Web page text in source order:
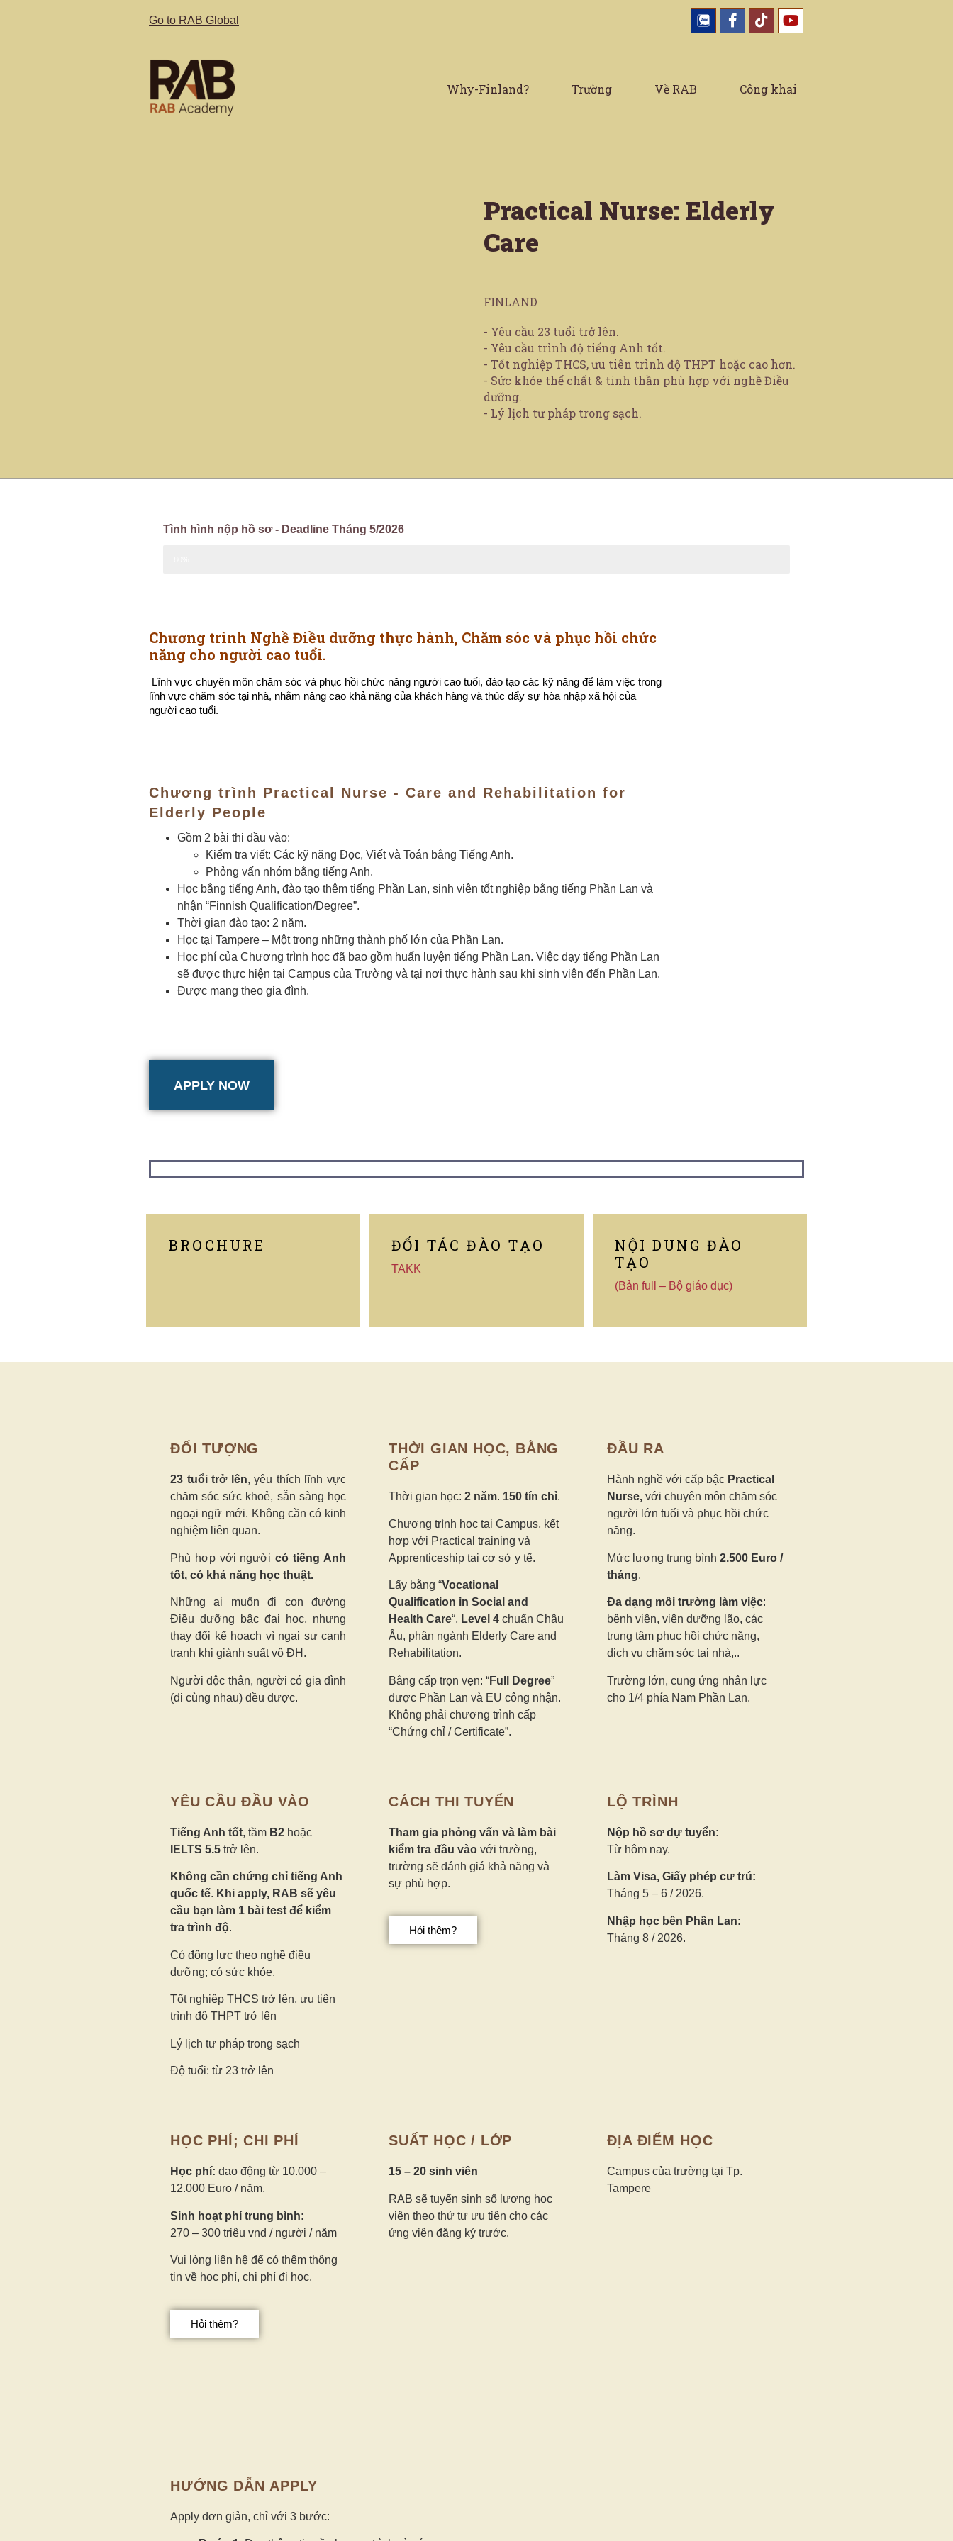
Go to RAB Global
Why-Finland? Trường Về RAB Công khai
Practical Nurse: Elderly
Care
FINLAND
- Yêu cầu 23 tuổi trở lên.
- Yêu cầu trình độ tiếng Anh tốt.
- Tốt nghiệp THCS, ưu tiên trình độ THPT hoặc cao hơn.
- Sức khỏe thể chất & tinh thần phù hợp với nghề Điều
dưỡng.
- Lý lịch tư pháp trong sạch.
Tình hình nộp hồ sơ - Deadline Tháng 5/2026
Chương trình Nghề Điều dưỡng thực hành, Chăm sóc và phục hồi chức
năng cho người cao tuổi.
Lĩnh vực chuyên môn chăm sóc và phục hồi chức năng người cao tuổi, đào tạo các kỹ năng để làm việc trong
lĩnh vực chăm sóc tại nhà, nhằm nâng cao khả năng của khách hàng và thúc đẩy sự hòa nhập xã hội của
người cao tuổi.
Chương trình Practical Nurse - Care and Rehabilitation for
Elderly People
Gồm 2 bài thi đầu vào:
Kiểm tra viết: Các kỹ năng Đọc, Viết và Toán bằng Tiếng Anh.
Phỏng vấn nhóm bằng tiếng Anh.
Học bằng tiếng Anh, đào tạo thêm tiếng Phần Lan, sinh viên tốt nghiệp bằng tiếng Phần Lan và
nhận “Finnish Qualification/Degree”.
Thời gian đào tạo: 2 năm.
Học tại Tampere – Một trong những thành phố lớn của Phần Lan.
Học phí của Chương trình học đã bao gồm huấn luyện tiếng Phần Lan. Việc dạy tiếng Phần Lan
sẽ được thực hiện tại Campus của Trường và tại nơi thực hành sau khi sinh viên đến Phần Lan.
Được mang theo gia đình.
APPLY NOW
BROCHURE ĐỐI TÁC ĐÀO TẠO
TAKK
NỘI DUNG ĐÀO
TẠO
(Bản full – Bộ giáo dục)
ĐỐI TƯỢNG
23 tuổi trở lên, yêu thích lĩnh vực
chăm sóc sức khoẻ, sẵn sàng học
ngoại ngữ mới. Không cần có kinh
nghiệm liên quan.
Phù hợp với ngườicó tiếng Anh
tốt, có khả năng học thuật.
Những ai muốn đi con đường
Điều dưỡng bậc đại học, nhưng
thay đổi kế hoạch vì ngại sự cạnh
tranh khi giành suất vô ĐH.
Người độc thân, người có gia đình
(đi cùng nhau) đều được.
THỜI GIAN HỌC, BẰNG
CẤP
Thời gian học: 2 năm. 150 tín chỉ.
Chương trình học tại Campus, kết
hợp với Practical training và
Apprenticeship tại cơ sở y tế.
Lấy bằng “Vocational
Qualification in Social and
Health Care“, Level 4chuẩn Châu
Âu, phân ngành Elderly Care and
Rehabilitation.
Bằng cấp trọn vẹn: “Full Degree”
được Phần Lan và EU công nhận.
Không phải chương trình cấp
“Chứng chỉ / Certificate”.
ĐẦU RA
Hành nghề với cấp bậc Practical
Nurse, với chuyên môn chăm sóc
người lớn tuổi và phục hồi chức
năng.
Mức lương trung bình 2.500 Euro /
tháng.
Đa dạng môi trường làm việc:
bệnh viện, viện dưỡng lão, các
trung tâm phục hồi chức năng,
dịch vụ chăm sóc tại nhà,..
Trường lớn, cung ứng nhân lực
cho 1/4 phía Nam Phần Lan.
YÊU CẦU ĐẦU VÀO
Tiếng Anh tốt, tầm B2 hoặc
IELTS 5.5 trở lên.
Không cần chứng chỉ tiếng Anh
quốc tế. Khi apply, RAB sẽ yêu
cầu bạn làm 1 bài test để kiểm
tra trình độ.
Có động lực theo nghề điều
dưỡng; có sức khỏe.
Tốt nghiệp THCS trở lên, ưu tiên
trình độ THPT trở lên
Lý lịch tư pháp trong sạch
Độ tuổi: từ 23 trở lên
CÁCH THI TUYỂN
Tham gia phỏng vấn và làm bài
kiểm tra đầu vàovới trường,
trường sẽ đánh giá khả năng và
sự phù hợp.
Hỏi thêm?
LỘ TRÌNH
Nộp hồ sơ dự tuyển:
Từ hôm nay.
Làm Visa, Giấy phép cư trú:
Tháng 5 – 6 / 2026.
Nhập học bên Phần Lan:
Tháng 8 / 2026.
HỌC PHÍ; CHI PHÍ
Học phí: dao động từ 10.000 –
12.000 Euro / năm.
Sinh hoạt phí trung bình:
270 – 300 triệu vnd / người / năm
Vui lòng liên hệ để có thêm thông
tin về học phí, chi phí đi học.
Hỏi thêm?
SUẤT HỌC / LỚP
15 – 20 sinh viên
RAB sẽ tuyển sinh số lượng học
viên theo thứ tự ưu tiên cho các
ứng viên đăng ký trước.
ĐỊA ĐIỂM HỌC
Campus của trường tại Tp.
Tampere
HƯỚNG DẪN APPLY
Apply đơn giản, chỉ với 3 bước: